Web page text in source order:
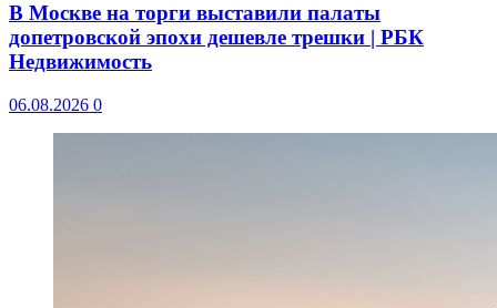
В Москве на торги выставили палаты
допетровской эпохи дешевле трешки | РБК
Недвижимость
06.08.2026 0